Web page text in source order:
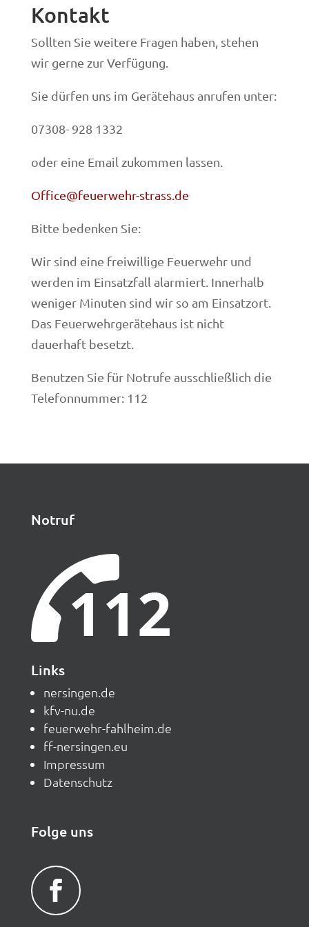
Kontakt
Sollten Sie weitere Fragen haben, stehen
wir gerne zur Verfügung.
Sie dürfen uns im Gerätehaus anrufen unter:
07308- 928 1332
oder eine Email zukommen lassen.
Office@feuerwehr-strass.de
Bitte bedenken Sie:
Wir sind eine freiwillige Feuerwehr und
werden im Einsatzfall alarmiert. Innerhalb
weniger Minuten sind wir so am Einsatzort.
Das Feuerwehrgerätehaus ist nicht
dauerhaft besetzt.
Benutzen Sie für Notrufe ausschließlich die
Telefonnummer: 112
Notruf
Links
nersingen.de
kfv-nu.de
feuerwehr-fahlheim.de
ff-nersingen.eu
Impressum
Datenschutz
Folge uns